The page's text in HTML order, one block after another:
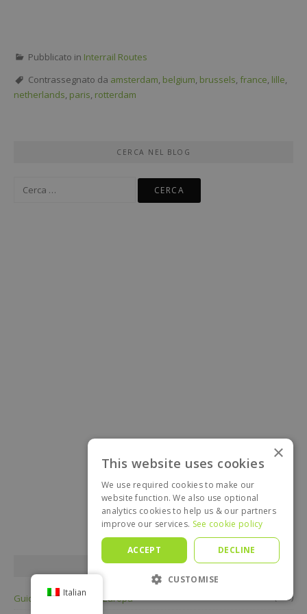
Pubblicato in Interrail Routes
Contrassegnato da amsterdam, belgium, brussels, france, lille,
netherlands, paris, rotterdam
CERCA NEL BLOG
CATEGORIE
Guide di viaggio per l'Europa
(113)
Italian
×
This website uses cookies
We use required cookies to make our
website function. We also use optional
analytics cookies to help us & our partners
improve our services. See cookie policy
ACCEPT DECLINE
CUSTOMISE